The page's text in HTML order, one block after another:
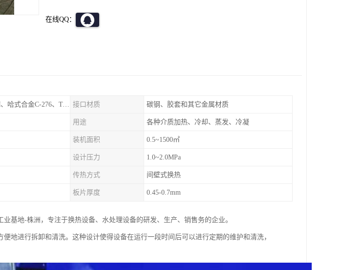
在线QQ：
304、316、904、254SOM、哈式合金C-276、TA1等 接口材质 碳钢、胶套和其它金属材质
用途 各种介质加热、冷却、蒸发、冷凝
装机面积 0.5~1500㎡
设计压力 1.0~2.0MPa
传热方式 间壁式换热
板片厚度 0.45-0.7mm
基地-株洲，专注于换热设备、水处理设备的研发、生产、销售务的企业。
地进行拆卸和清洗。这种设计使得设备在运行一段时间后可以进行定期的维护和清洗，